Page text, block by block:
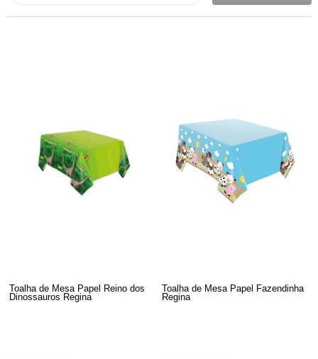
Toalha de Mesa Papel Reino dos
Dinossauros Regina
Toalha de Mesa Papel Fazendinha
Regina